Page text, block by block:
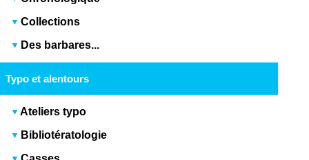
Collections
Des barbares...
Typo et alentours
Ateliers typo
Bibliotératologie